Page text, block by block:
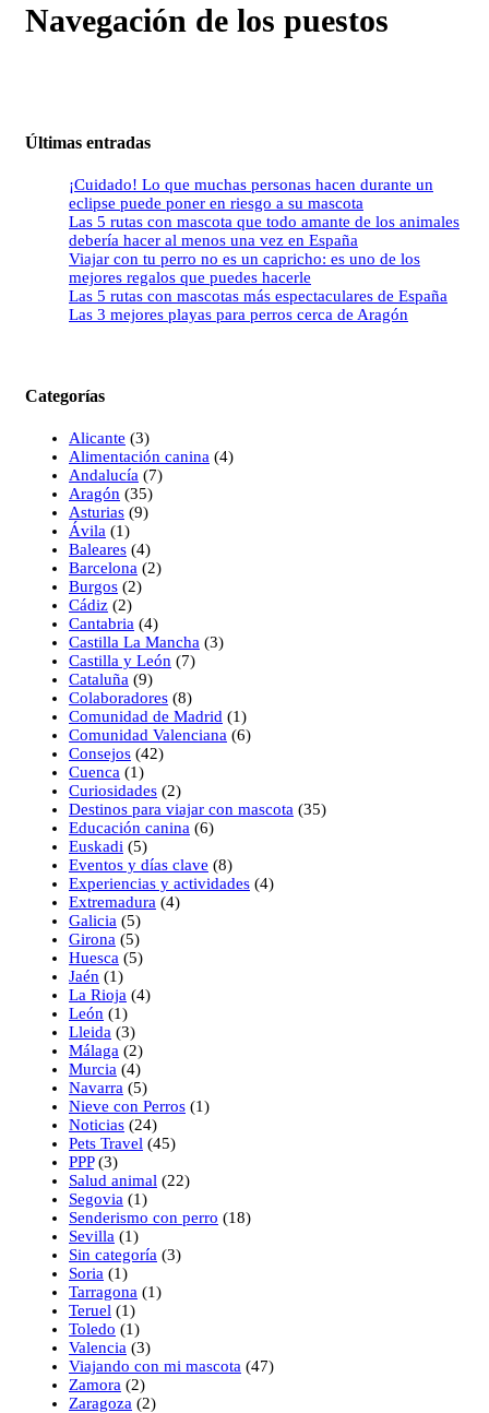
Navegación de los puestos
Últimas entradas
¡Cuidado! Lo que muchas personas hacen durante un
eclipse puede poner en riesgo a su mascota
Las 5 rutas con mascota que todo amante de los animales
debería hacer al menos una vez en España
Viajar con tu perro no es un capricho: es uno de los
mejores regalos que puedes hacerle
Las 5 rutas con mascotas más espectaculares de España
Las 3 mejores playas para perros cerca de Aragón
Categorías
Alicante (3)
Alimentación canina (4)
Andalucía (7)
Aragón (35)
Asturias (9)
Ávila (1)
Baleares (4)
Barcelona (2)
Burgos (2)
Cádiz (2)
Cantabria (4)
Castilla La Mancha (3)
Castilla y León (7)
Cataluña (9)
Colaboradores (8)
Comunidad de Madrid (1)
Comunidad Valenciana (6)
Consejos (42)
Cuenca (1)
Curiosidades (2)
Destinos para viajar con mascota (35)
Educación canina (6)
Euskadi (5)
Eventos y días clave (8)
Experiencias y actividades (4)
Extremadura (4)
Galicia (5)
Girona (5)
Huesca (5)
Jaén (1)
La Rioja (4)
León (1)
Lleida (3)
Málaga (2)
Murcia (4)
Navarra (5)
Nieve con Perros (1)
Noticias (24)
Pets Travel (45)
PPP(3)
Salud animal (22)
Segovia (1)
Senderismo con perro (18)
Sevilla (1)
Sin categoría (3)
Soria (1)
Tarragona (1)
Teruel (1)
Toledo (1)
Valencia (3)
Viajando con mi mascota (47)
Zamora (2)
Zaragoza (2)